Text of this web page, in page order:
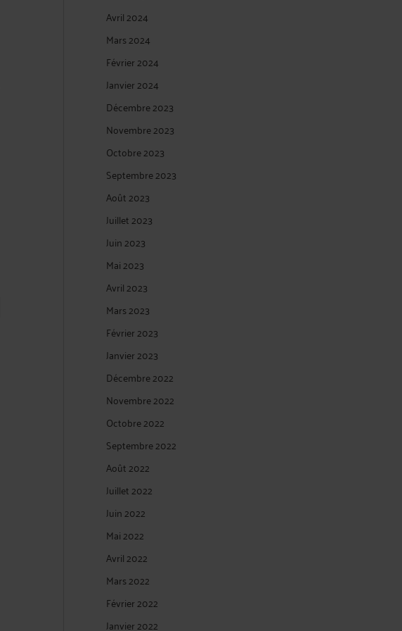
Avril 2024
Mars 2024
Février 2024
Janvier 2024
Décembre 2023
Novembre 2023
Octobre 2023
Septembre 2023
Août 2023
Juillet 2023
Juin 2023
Mai 2023
Avril 2023
Mars 2023
Février 2023
Janvier 2023
Décembre 2022
Novembre 2022
Octobre 2022
Septembre 2022
Août 2022
Juillet 2022
Juin 2022
Mai 2022
Avril 2022
Mars 2022
Février 2022
Janvier 2022